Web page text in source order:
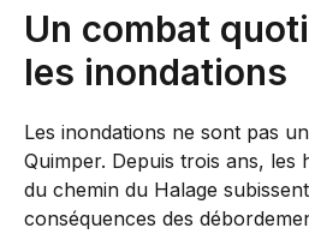
Un combat
les inondations
Les inondations ne sont pas
Quimper. Depuis trois ans, les
du chemin du Halage
conséquences des